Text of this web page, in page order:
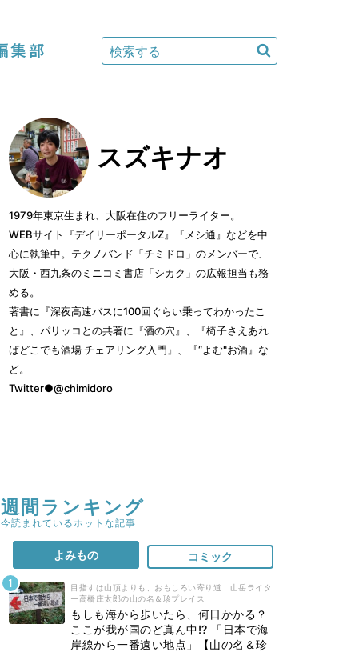
スズキナオ
1979年東京生まれ、大阪在住のフリーライター。
WEBサイト『デイリーポータルZ』『メシ通』などを中
心に執筆中。テクノバンド「チミドロ」のメンバーで、
大阪・西九条のミニコミ書店「シカク」の広報担当も務
める。
著書に『深夜高速バスに100回ぐらい乗ってわかったこ
と』、パリッコとの共著に『酒の穴』、『椅子さえあれ
ばどこでも酒場 チェアリング入門』、『“よむ"お酒』な
ど。
Twitter●@chimidoro
週間ランキング
今読まれているホットな記事
よみもの コミック
目指すは山頂よりも、おもしろい寄り道 山岳ライタ
ー高橋庄太郎の山の名＆珍プレイス
もしも海から歩いたら、何日かかる？
ここが我が国のど真ん中!? 「日本で海
岸線から一番遠い地点」【山の名＆珍